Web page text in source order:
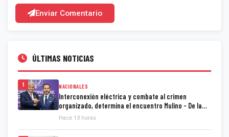
Enviar Comentario
ÚLTIMAS NOTICIAS
1 NACIONALES
Interconexión eléctrica y combate al crimen
organizado, determina el encuentro Mulino - De la
Espriella
Hace 13 horas